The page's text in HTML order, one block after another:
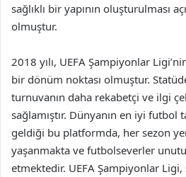
sağlıklı bir yapının oluşturulması
olmuştur.
2018 yılı, UEFA Şampiyonlar
bir dönüm noktası olmuştur.
turnuvanın daha rekabetçi ve ilgi
sağlamıştır. Dünyanın en iyi futbol
geldiği bu platformda, her sezon
yaşanmakta ve futbolseverler
etmektedir. UEFA Şampiyonlar